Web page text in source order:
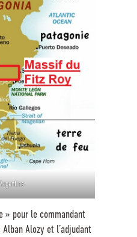
» pour le commandant
Alozy et l’adjudant